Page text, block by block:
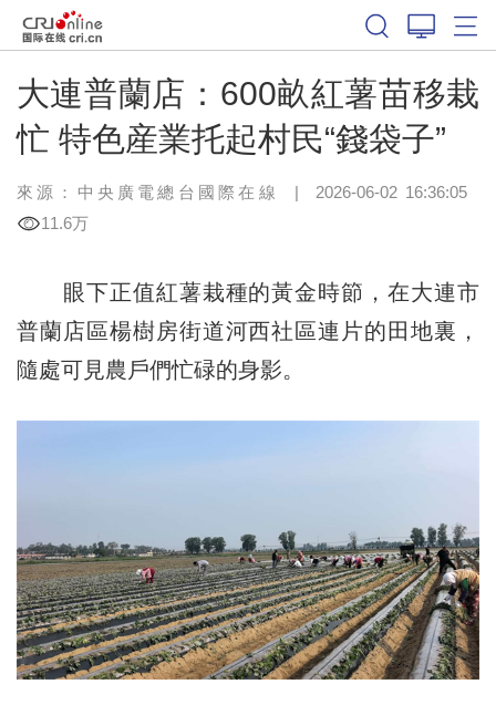
大連普蘭店：600畝紅薯苗移栽
忙 特色産業托起村民“錢袋子”
來源：中央廣電總台國際在線 | 2026-06-02 16:36:05
11.6万
眼下正值紅薯栽種的黃金時節，在大連市
普蘭店區楊樹房街道河西社區連片的田地裏，
隨處可見農戶們忙碌的身影。